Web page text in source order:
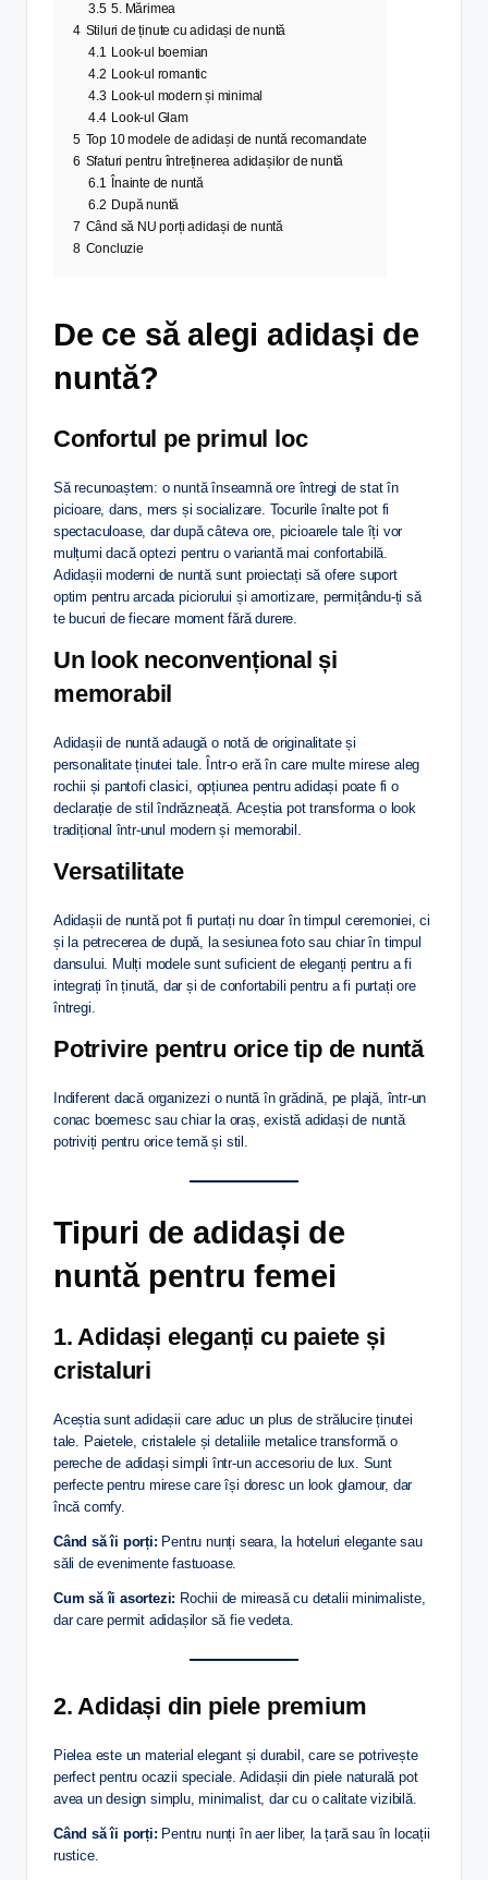
3.5 5. Mărimea
4 Stiluri de ținute cu adidași de nuntă
4.1
Look-ul boemian
4.2
Look-ul romantic
4.3
Look-ul modern și minimal
4.4
Look-ul Glam
5 Top 10 modele de adidași de nuntă recomandate
6 Sfaturi pentru întreținerea adidașilor de nuntă
6.1
Înainte de nuntă
6.2 După nuntă
7 Când să NU porți adidași de nuntă
8 Concluzie
De ce să alegi adidași de
nuntă?
Confortul pe primul loc
Să recunoaștem: o nuntă înseamnă ore întregi de stat în
picioare, dans, mers și socializare. Tocurile înalte pot fi
spectaculoase, dar după câteva ore, picioarele tale îți vor
mulțumi dacă optezi pentru o variantă mai confortabilă.
Adidașii moderni de nuntă sunt proiectați să ofere suport
optim pentru arcada piciorului și amortizare, permițându-ți să
te bucuri de fiecare moment fără durere.
Un look neconvențional și
memorabil
Adidașii de nuntă adaugă o notă de originalitate și
personalitate ținutei tale. Într-o eră în care multe mirese aleg
rochii și pantofi clasici, opțiunea pentru adidași poate fi o
declarație de stil îndrăzneață. Aceștia pot transforma o look
tradițional într-unul modern și memorabil.
Versatilitate
Adidașii de nuntă pot fi purtați nu doar în timpul ceremoniei, ci
și la petrecerea de după, la sesiunea foto sau chiar în timpul
dansului. Mulți modele sunt suficient de eleganți pentru a fi
integrați în ținută, dar și de confortabili pentru a fi purtați ore
întregi.
Potrivire pentru orice tip de nuntă
Indiferent dacă organizezi o nuntă în grădină, pe plajă, într-un
conac boemesc sau chiar la oraș, există adidași de nuntă
potriviți pentru orice temă și stil.
Tipuri de adidași de
nuntă pentru femei
1. Adidași eleganți cu paiete și
cristaluri
Aceștia sunt adidașii care aduc un plus de strălucire ținutei
tale. Paietele, cristalele și detaliile metalice transformă o
pereche de adidași simpli într-un accesoriu de lux. Sunt
perfecte pentru mirese care își doresc un look glamour, dar
încă comfy.
Când să îi porți: Pentru nunți seara, la hoteluri elegante sau
săli de evenimente fastuoase.
Cum să îi asortezi: Rochii de mireasă cu detalii minimaliste,
dar care permit adidașilor să fie vedeta.
2. Adidași din piele premium
Pielea este un material elegant și durabil, care se potrivește
perfect pentru ocazii speciale. Adidașii din piele naturală pot
avea un design simplu, minimalist, dar cu o calitate vizibilă.
Când să îi porți: Pentru nunți în aer liber, la țară sau în locații
rustice.